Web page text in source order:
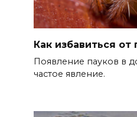
Как избавиться от
Появление пауков в
частое явление.